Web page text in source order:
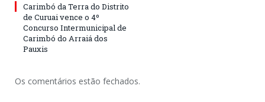
Carimbó da Terra do Distrito
de Curuai vence o 4º
Concurso Intermunicipal de
Carimbó do Arraiá dos
Pauxis
Os comentários estão fechados.